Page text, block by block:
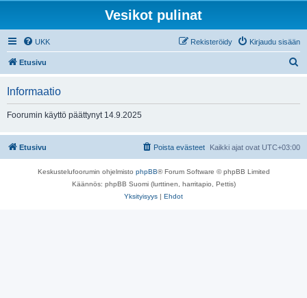
Vesikot pulinat
UKK Kirjaudu sisään
Rekisteröidy
Etusivu
Informaatio
Foorumin käyttö päättynyt 14.9.2025
Etusivu Kaikki ajat ovat UTC+03:00
Poista evästeet
Keskustelufoorumin ohjelmisto phpBB® Forum Software © phpBB Limited
Käännös: phpBB Suomi (lurttinen, harritapio, Pettis)
Yksityisyys | Ehdot